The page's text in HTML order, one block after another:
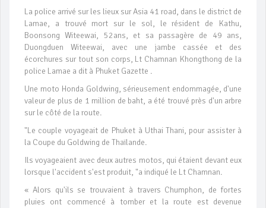
La police arrivé sur les lieux sur Asia 41 road, dans le district de
Lamae, a trouvé mort sur ​​le sol, le résident de Kathu,
Boonsong Witeewai, 52ans, et sa passagère de 49 ans,
Duongduen Witeewai, avec une jambe cassée et des
écorchures sur tout son corps, Lt Chamnan Khongthong de la
police Lamae a dit à Phuket Gazette .
Une moto Honda Goldwing, sérieusement endommagée, d'une
valeur de plus de 1 million de baht, a été trouvé près d'un arbre
sur le côté de la route.
"Le couple voyageait de Phuket à Uthai Thani, pour assister à
la Coupe du Goldwing de Thaïlande.
Ils voyageaient avec deux autres motos, qui étaient devant eux
lorsque l'accident s'est produit, "a indiqué le Lt Chamnan.
« Alors qu'ils se trouvaient à travers Chumphon, de fortes
pluies ont commencé à tomber et la route est devenue